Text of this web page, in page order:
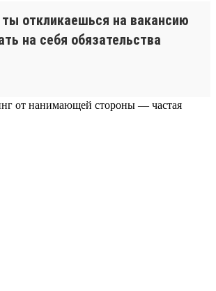
откликаешься на вакансию
на себя обязательства
от нанимающей стороны — частая